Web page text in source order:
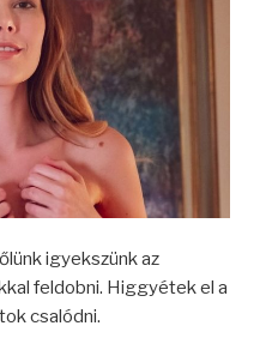
igyekszünk az
feldobni. Higgyétek el a
csalódni.